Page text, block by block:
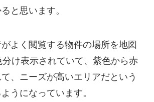
と思います。
よく閲覧する物件の場所を地図
分け表示されていて、紫色から赤
、ニーズが高いエリアだという
うになっています。